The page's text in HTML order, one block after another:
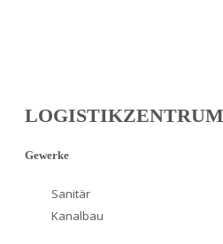
Gewerke
Sanitär
Kanalbau